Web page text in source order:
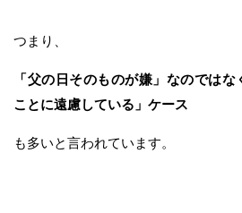
つまり、
「父の日そのものが嫌」なのでは
ことに遠慮している」ケース
も多いと言われています。